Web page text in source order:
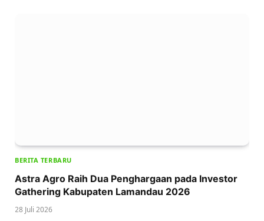
BERITA TERBARU
Astra Agro Raih Dua Penghargaan pada Investor
Gathering Kabupaten Lamandau 2026
28 Juli 2026